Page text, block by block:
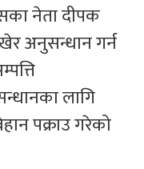
नेता दीपक
अनुसन्धान गर्न
लागि
पक्राउ गरेको